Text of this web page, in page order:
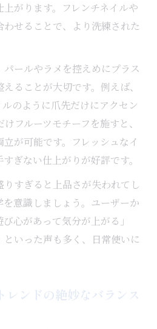
がります。フレンチネイルや
せることで、より洗練された
パールやラメを控えめにプラス
ることが大切です。例えば、
のように爪先だけにアクセン
フルーツモチーフを施すと、
が可能です。フレッシュなイ
ぎない仕上がりが好評です。
すぎると上品さが失われてし
意識しましょう。ユーザーか
心があって気分が上がる」
といった声も多く、日常使いに
レンドの絶妙なバランス